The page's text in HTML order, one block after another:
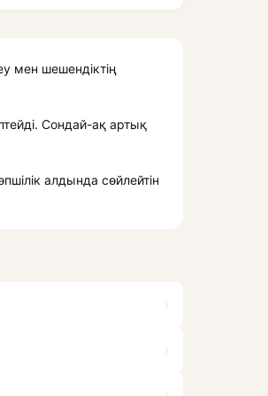
мен шешендіктің
Сондай-ақ артық
алдында сөйлейтін
›
›